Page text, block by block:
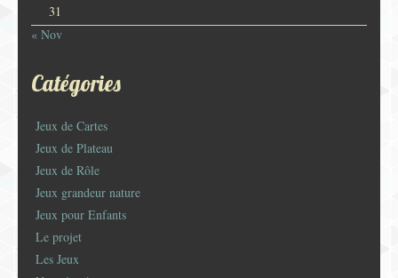
31
« Nov
Catégories
Jeux de Cartes
Jeux de Plateau
Jeux de Rôle
Jeux grandeur nature
Jeux pour Enfants
Le projet
Les Jeux